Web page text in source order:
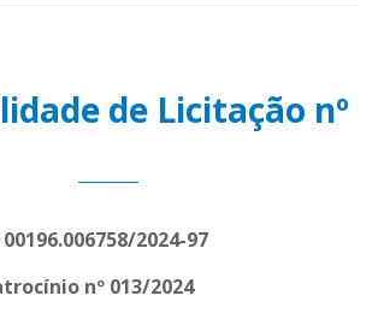
de Licitação nº
2024-97
nº 013/2024